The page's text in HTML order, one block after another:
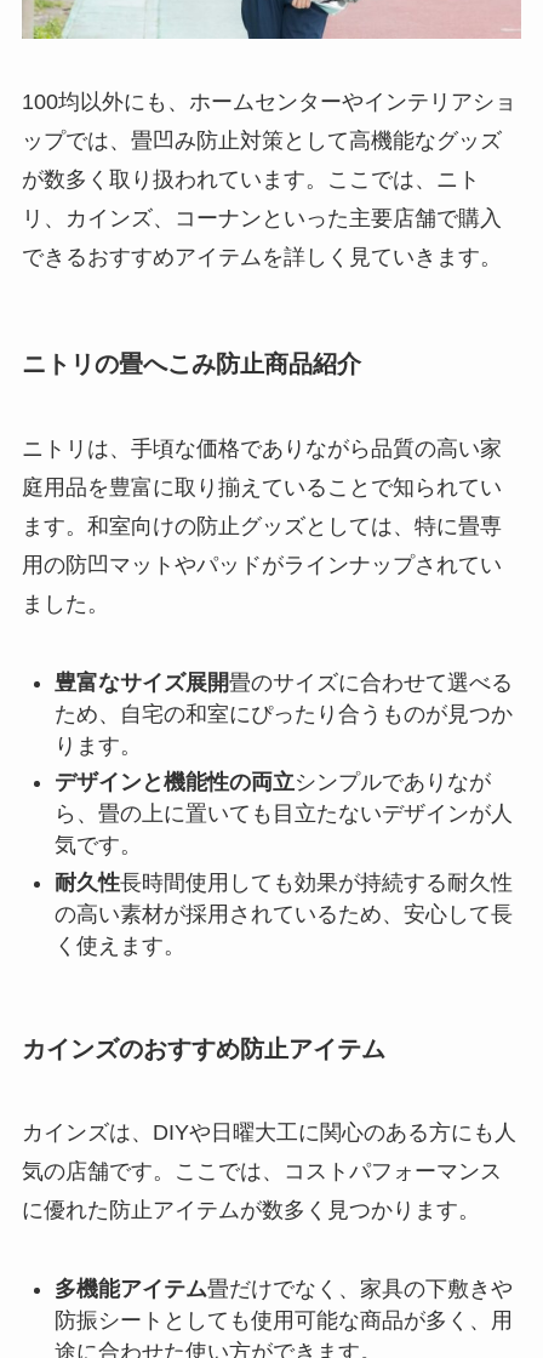
100均以外にも、ホームセンターやインテリアショ
ップでは、畳凹み防止対策として高機能なグッズ
が数多く取り扱われています。ここでは、ニト
リ、カインズ、コーナンといった主要店舗で購入
できるおすすめアイテムを詳しく見ていきます。
ニトリの畳へこみ防止商品紹介
ニトリは、手頃な価格でありながら品質の高い家
庭用品を豊富に取り揃えていることで知られてい
ます。和室向けの防止グッズとしては、特に畳専
用の防凹マットやパッドがラインナップされてい
ました。
豊富なサイズ展開畳のサイズに合わせて選べる
ため、自宅の和室にぴったり合うものが見つか
ります。
デザインと機能性の両立シンプルでありなが
ら、畳の上に置いても目立たないデザインが人
気です。
耐久性長時間使用しても効果が持続する耐久性
の高い素材が採用されているため、安心して長
く使えます。
カインズのおすすめ防止アイテム
カインズは、DIYや日曜大工に関心のある方にも人
気の店舗です。ここでは、コストパフォーマンス
に優れた防止アイテムが数多く見つかります。
多機能アイテム畳だけでなく、家具の下敷きや
防振シートとしても使用可能な商品が多く、用
途に合わせた使い方ができます。